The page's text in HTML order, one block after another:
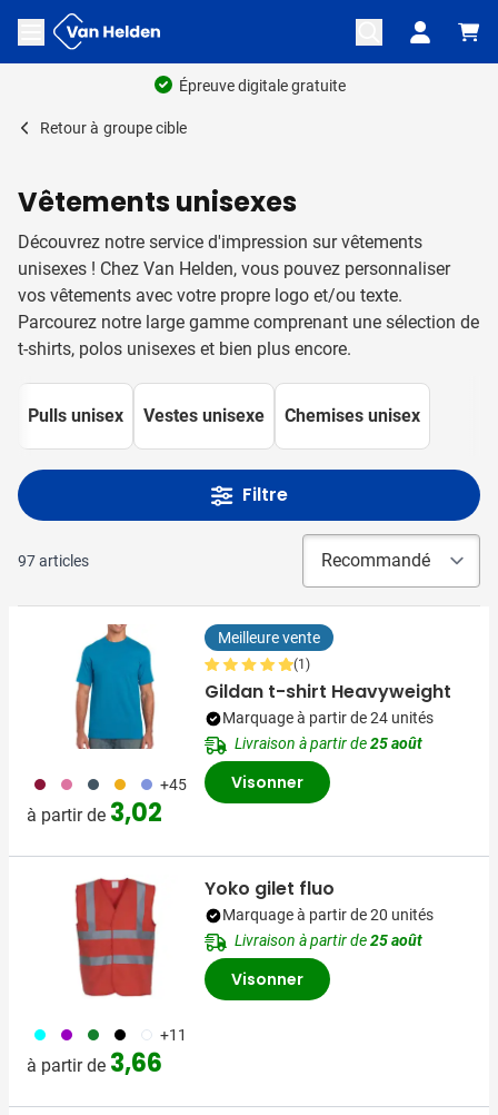
Aller au contenu
Ouvrir le menu
Retour à groupe cible
Vêtements unisexes
Découvrez notre service d'impression sur vêtements
unisexes ! Chez Van Helden, vous pouvez personnaliser
vos vêtements avec votre propre logo et/ou texte.
Parcourez notre large gamme comprenant une sélection de
t-shirts, polos unisexes et bien plus encore.
Pulls unisex Vestes unisexe Chemises unisex
Filtre
97articles
071 072 150 031 354 +45
à partir de 3,02
Meilleure vente
(1)
Gildan t-shirt Heavyweight
Marquage à partir de 24 unités
Livraison à partir de25 août
Visonner
062 283 790 001 002 +11
à partir de 3,66
Yoko gilet fluo
Marquage à partir de 20 unités
Livraison à partir de25 août
Visonner